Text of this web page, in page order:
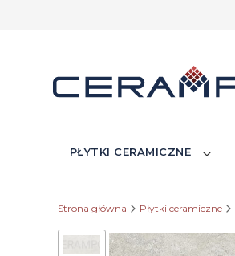
PŁYTKI CERAMICZNE
Strona główna Płytki ceramiczne